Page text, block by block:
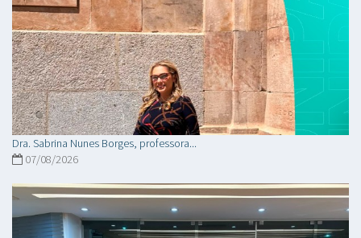
Dra. Sabrina Nunes Borges, professora...
07/08/2026